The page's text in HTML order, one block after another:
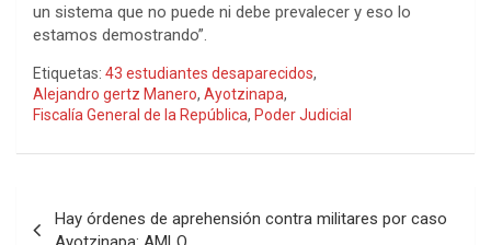
un sistema que no puede ni debe prevalecer y eso lo
estamos demostrando”.
Etiquetas: 43 estudiantes desaparecidos,
Alejandro gertz Manero, Ayotzinapa,
Fiscalía General de la República, Poder Judicial
de
Hay órdenes de aprehensión contra militares por caso